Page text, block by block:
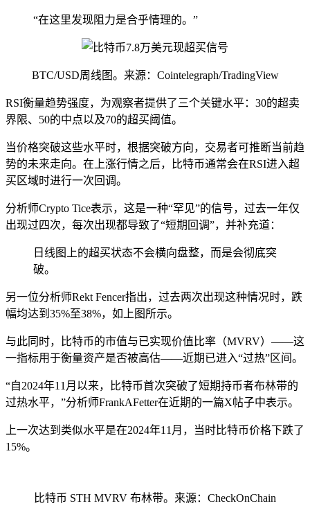
“在这里发现阻力是合乎情理的。”
BTC/USD周线图。来源：Cointelegraph/TradingView
RSI衡量趋势强度，为观察者提供了三个关键水平：30的超卖
界限、50的中点以及70的超买阈值。
当价格突破这些水平时，根据突破方向，交易者可推断当前趋
势的未来走向。在上涨行情之后，比特币通常会在RSI进入超
买区域时进行一次回调。
分析师Crypto Tice表示，这是一种“罕见”的信号，过去一年仅
出现过四次，每次出现都导致了“短期回调”，并补充道：
日线图上的超买状态不会横向盘整，而是会彻底突
破。
另一位分析师Rekt Fencer指出，过去两次出现这种情况时，跌
幅均达到35%至38%，如上图所示。
与此同时，比特币的市值与已实现价值比率（MVRV）——这
一指标用于衡量资产是否被高估——近期已进入“过热”区间。
“自2024年11月以来，比特币首次突破了短期持币者布林带的
过热水平，”分析师FrankAFetter在近期的一篇X帖子中表示。
上一次达到类似水平是在2024年11月，当时比特币价格下跌了
15%。
比特币 STH MVRV 布林带。来源：CheckOnChain